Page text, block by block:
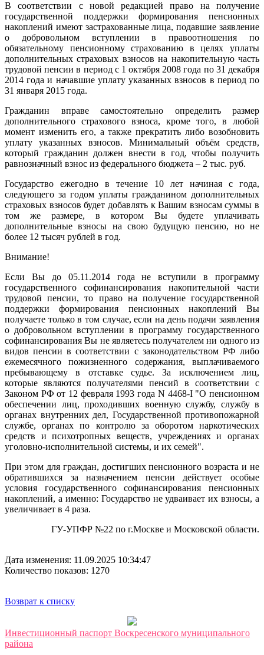
В соответствии с новой редакцией право на получение
государственной поддержки формирования пенсионных
накоплений имеют застрахованные лица, подавшие заявление
о добровольном вступлении в правоотношения по
обязательному пенсионному страхованию в целях уплаты
дополнительных страховых взносов на накопительную часть
трудовой пенсии в период с 1 октября 2008 года по 31 декабря
2014 года и начавшие уплату указанных взносов в период по
31 января 2015 года.
Гражданин вправе самостоятельно определить размер
дополнительного страхового взноса, кроме того, в любой
момент изменить его, а также прекратить либо возобновить
уплату указанных взносов. Минимальный объём средств,
который гражданин должен внести в год, чтобы получить
равнозначный взнос из федерального бюджета – 2 тыс. руб.
Государство ежегодно в течение 10 лет начиная с года,
следующего за годом уплаты гражданином дополнительных
страховых взносов будет добавлять к Вашим взносам суммы в
том же размере, в котором Вы будете уплачивать
дополнительные взносы на свою будущую пенсию, но не
более 12 тысяч рублей в год.
Внимание!
Если Вы до 05.11.2014 года не вступили в программу
государственного софинансирования накопительной части
трудовой пенсии, то право на получение государственной
поддержки формирования пенсионных накоплений Вы
получаете только в том случае, если на день подачи заявления
о добровольном вступлении в программу государственного
софинансирования Вы не являетесь получателем ни одного из
видов пенсии в соответствии с законодательством РФ либо
ежемесячного пожизненного содержания, выплачиваемого
пребывающему в отставке судье. За исключением лиц,
которые являются получателями пенсий в соответствии с
Законом РФ от 12 февраля 1993 года N 4468-I "О пенсионном
обеспечении лиц, проходивших военную службу, службу в
органах внутренних дел, Государственной противопожарной
службе, органах по контролю за оборотом наркотических
средств и психотропных веществ, учреждениях и органах
уголовно-исполнительной системы, и их семей".
При этом для граждан, достигших пенсионного возраста и не
обратившихся за назначением пенсии действует особые
условия государственного софинансирования пенсионных
накоплений, а именно: Государство не удваивает их взносы, а
увеличивает в 4 раза.
ГУ-УПФР №22 по г.Москве и Московской области.
Дата изменения: 11.09.2025 10:34:47
Количество показов: 1270
Возврат к списку
Инвестиционный паспорт Воскресенского муниципального
района